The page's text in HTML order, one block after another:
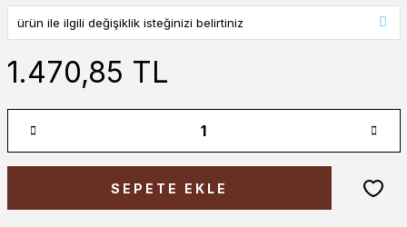
1.470,85 TL
SEPETE EKLE